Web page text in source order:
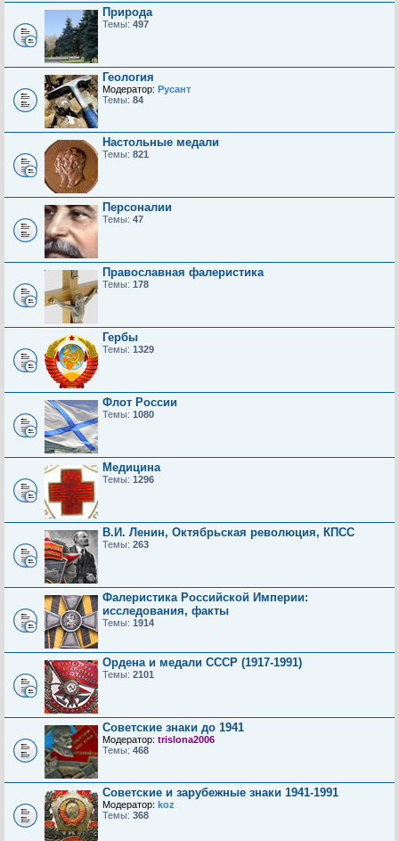
Природа
Темы: 497
Геология
Модератор: Русант
Темы: 84
Настольные медали
Темы: 821
Персоналии
Темы: 47
Православная фалеристика
Темы: 178
Гербы
Темы: 1329
Флот России
Темы: 1080
Медицина
Темы: 1296
В.И. Ленин, Октябрьская революция, КПСС
Темы: 263
Фалеристика Российской Империи:
исследования, факты
Темы: 1914
Ордена и медали СССР (1917-1991)
Темы: 2101
Советские знаки до 1941
Модератор: trislona2006
Темы: 468
Советские и зарубежные знаки 1941-1991
Модератор: koz
Темы: 368